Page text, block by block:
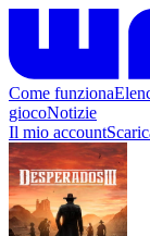
Come funziona
giocoNotizie
Il mio account